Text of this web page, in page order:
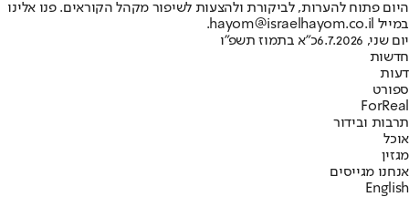
היום פתוח להערות, לביקורת ולהצעות לשיפור מקהל הקוראים. פנו אלינו
במייל hayom@israelhayom.co.il.
יום שני, 6.7.2026
כ"א בתמוז תשפ"ו
חדשות
דעות
ספורט
ForReal
תרבות ובידור
אוכל
מגזין
אנחנו מגייסים
English